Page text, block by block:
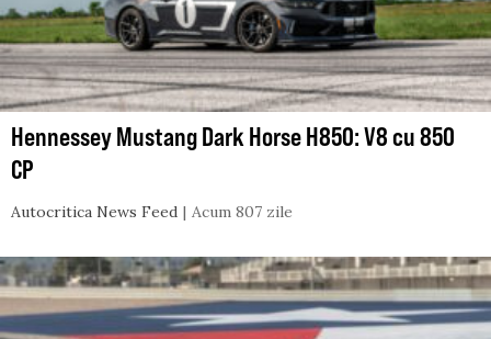
Hennessey Mustang Dark Horse H850: V8 cu 850
CP
Autocritica News Feed Acum 807 zile